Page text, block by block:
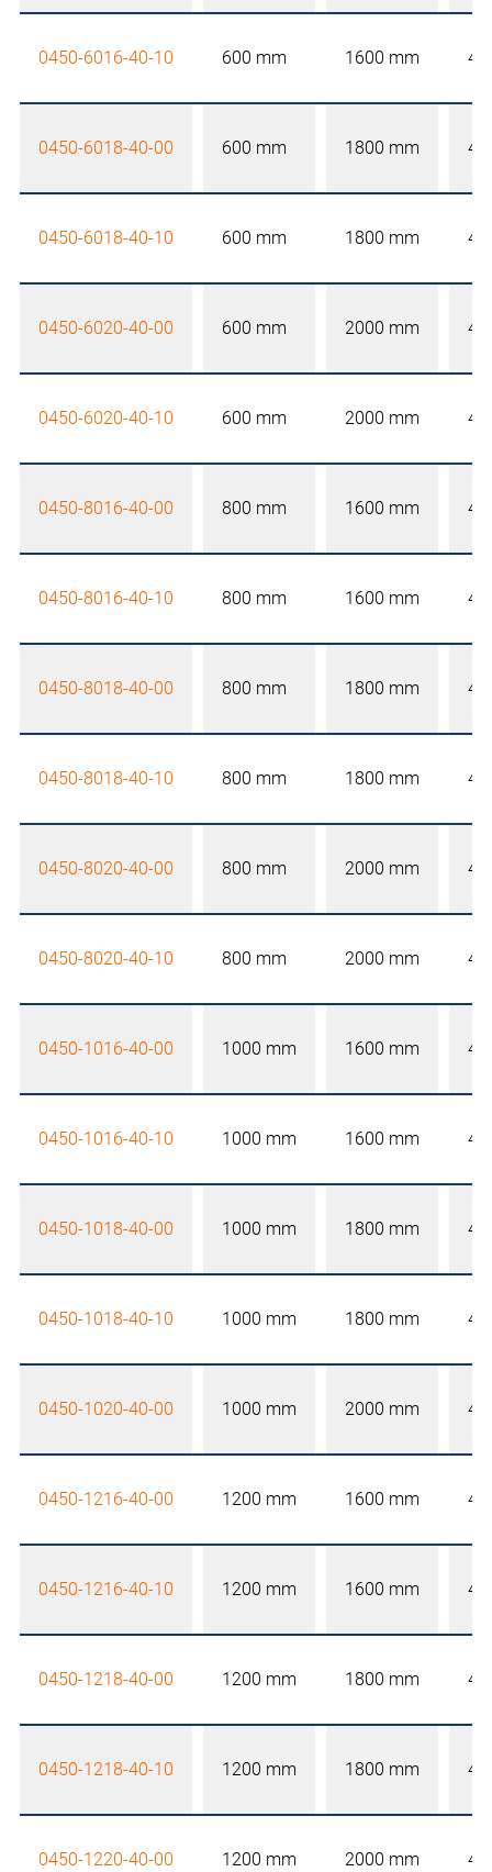
0450-6016-40-10 600 mm 1600 mm
0450-6018-40-00 600 mm 1800 mm
0450-6018-40-10 600 mm 1800 mm
0450-6020-40-00 600 mm 2000 mm
0450-6020-40-10 600 mm 2000 mm
0450-8016-40-00 800 mm 1600 mm
0450-8016-40-10 800 mm 1600 mm
0450-8018-40-00 800 mm 1800 mm
0450-8018-40-10 800 mm 1800 mm
0450-8020-40-00 800 mm 2000 mm
0450-8020-40-10 800 mm 2000 mm
0450-1016-40-00 1000 mm 1600 mm
0450-1016-40-10 1000 mm 1600 mm
0450-1018-40-00 1000 mm 1800 mm
0450-1018-40-10 1000 mm 1800 mm
0450-1020-40-00 1000 mm 2000 mm
0450-1216-40-00 1200 mm 1600 mm
0450-1216-40-10 1200 mm 1600 mm
0450-1218-40-00 1200 mm 1800 mm
0450-1218-40-10 1200 mm 1800 mm
0450-1220-40-00 1200 mm 2000 mm